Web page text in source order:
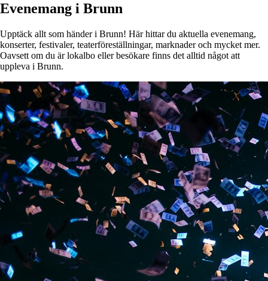
Evenemang i Brunn
Upptäck allt som händer i Brunn! Här hittar du aktuella evenemang,
konserter, festivaler, teaterföreställningar, marknader och mycket mer.
Oavsett om du är lokalbo eller besökare finns det alltid något att
uppleva i Brunn.